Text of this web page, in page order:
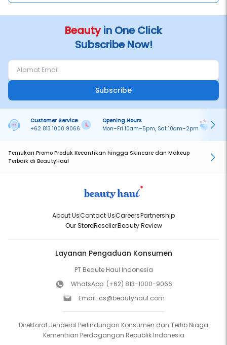
Beautyin One Click
Subscribe Now!
Subscribe
Customer Service
+62 813 1000 9066
Opening Hours
Mon–Fri 10am–5pm, Sat 10am–2pm
Temukan Promo Produk Kecantikan hingga Skincare dan Makeup
Terbaik di BeautyHaul
About UsContact UsCareersPartnership
Our StoreResellerBeauty Review
Layanan Pengaduan Konsumen
PT Beaute Haul Indonesia
WhatsApp: (+62) 813-1000-9066
Email: cs@beautyhaul.com
Direktorat Jenderal Perlindungan Konsumen dan Tertib Niaga
Kementrian Perdagangan Republik Indonesia